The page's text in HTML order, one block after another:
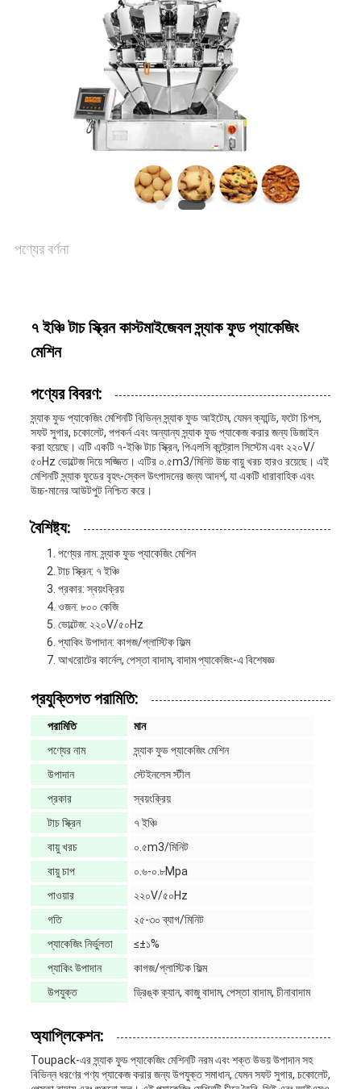
পণ্যের বর্ণনা
৭ ইঞ্চি টাচ স্ক্রিন কাস্টমাইজেবল স্ন্যাক ফুড প্যাকেজিং
মেশিন
পণ্যের বিবরণ:
স্ন্যাক ফুড প্যাকেজিং মেশিনটি বিভিন্ন স্ন্যাক ফুড আইটেম, যেমন ক্যান্ডি, ফটো চিপস,
সফট সুগার, চকোলেট, পপকর্ন এবং অন্যান্য স্ন্যাক ফুড প্যাকেজ করার জন্য ডিজাইন
করা হয়েছে। এটি একটি ৭-ইঞ্চি টাচ স্ক্রিন, পিএলসি কন্ট্রোল সিস্টেম এবং ২২০V/
৫০Hz ভোল্টেজ দিয়ে সজ্জিত। এটির ০.৫m3/মিনিট উচ্চ বায়ু খরচ হারও রয়েছে। এই
মেশিনটি স্ন্যাক ফুডের বৃহৎ-স্কেল উৎপাদনের জন্য আদর্শ, যা একটি ধারাবাহিক এবং
উচ্চ-মানের আউটপুট নিশ্চিত করে।
বৈশিষ্ট্য:
পণ্যের নাম: স্ন্যাক ফুড প্যাকেজিং মেশিন
টাচ স্ক্রিন: ৭ ইঞ্চি
প্রকার: স্বয়ংক্রিয়
ওজন: ৮০০ কেজি
ভোল্টেজ: ২২০V/৫০Hz
প্যাকিং উপাদান: কাগজ/প্লাস্টিক ফিল্ম
আখরোটের কার্নেল, পেস্তা বাদাম, বাদাম প্যাকেজিং-এ বিশেষজ্ঞ
প্রযুক্তিগত পরামিতি:
পরামিতি
মান
পণ্যের নাম
স্ন্যাক ফুড প্যাকেজিং মেশিন
উপাদান
স্টেইনলেস স্টীল
প্রকার
স্বয়ংক্রিয়
টাচ স্ক্রিন
৭ ইঞ্চি
বায়ু খরচ
০.৫m3/মিনিট
বায়ু চাপ
০.৬-০.৮Mpa
পাওয়ার
২২০V/৫০Hz
গতি
২৫-৩০ ব্যাগ/মিনিট
প্যাকেজিং নির্ভুলতা
≤±১%
প্যাকিং উপাদান
কাগজ/প্লাস্টিক ফিল্ম
উপযুক্ত
ড্রিঙ্ক ক্যান, কাজু বাদাম, পেস্তা বাদাম, চীনাবাদাম
অ্যাপ্লিকেশন:
Toupack-এর স্ন্যাক ফুড প্যাকেজিং মেশিনটি নরম এবং শক্ত উভয় উপাদান সহ
বিভিন্ন ধরণের পণ্য প্যাকেজ করার জন্য উপযুক্ত সমাধান, যেমন সফট সুগার, চকোলেট,